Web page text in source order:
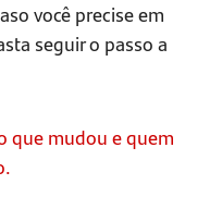
você precise em
seguir o passo a
que mudou e quem